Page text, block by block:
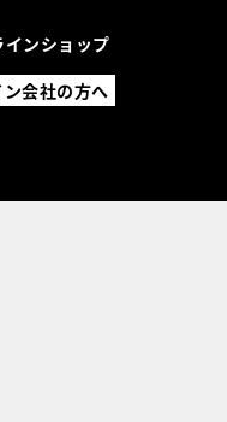
インショップ
会社の方へ